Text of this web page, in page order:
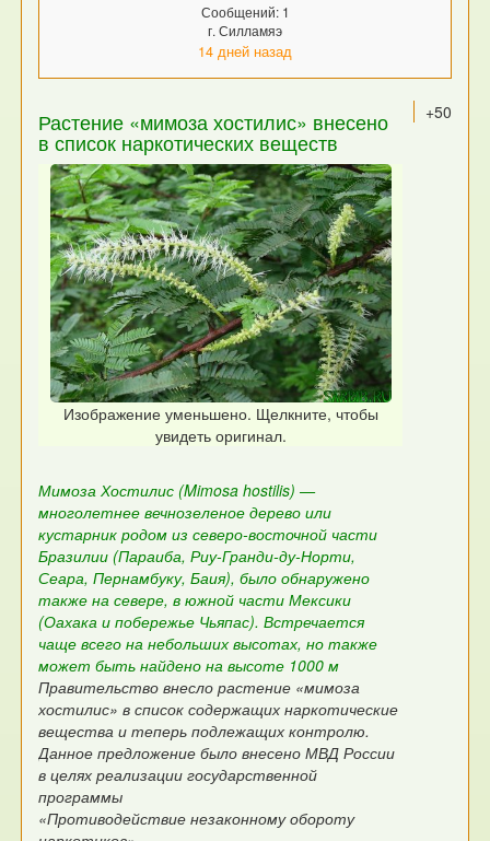
Сообщений: 1
г. Силламяэ
14 дней назад
+50
Растение «мимоза хостилис» внесено
в список наркотических веществ
Изображение уменьшено. Щелкните, чтобы
увидеть оригинал.
Мимоза Хостилис (Mimosa hostilis) —
многолетнее вечнозеленое дерево или
кустарник родом из северо-восточной части
Бразилии (Параиба, Риу-Гранди-ду-Норти,
Сеара, Пернамбуку, Баия), было обнаружено
также на севере, в южной части Мексики
(Оахака и побережье Чьяпас). Встречается
чаще всего на небольших высотах, но также
может быть найдено на высоте 1000 м
Правительство внесло растение «мимоза
хостилис» в список содержащих наркотические
вещества и теперь подлежащих контролю.
Данное предложение было внесено МВД России
в целях реализации государственной
программы
«Противодействие незаконному обороту